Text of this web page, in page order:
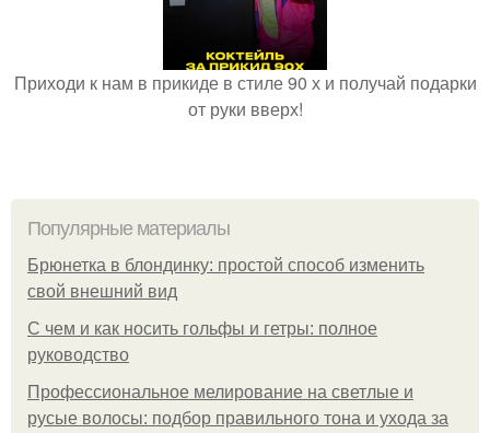
Приходи к нам в прикиде в стиле 90 х и получай подарки
от руки вверх!
Популярные материалы
Брюнетка в блондинку: простой способ изменить
свой внешний вид
С чем и как носить гольфы и гетры: полное
руководство
Профессиональное мелирование на светлые и
русые волосы: подбор правильного тона и ухода за